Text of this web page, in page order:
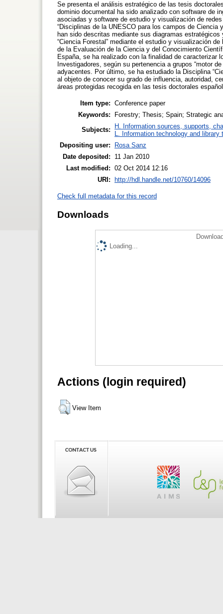
Se presenta el análisis estratégico de las tesis
dominio documental ha sido analizado con software de
asociadas y software de estudio y visualización de
“Disciplinas de la UNESCO para los campos de Ciencia
han sido descritas mediante sus diagramas
“Ciencia Forestal” mediante el estudio y visualización
de la Evaluación de la Ciencia y del Conocimiento
España, se ha realizado con la finalidad de
Investigadores, según su pertenencia a grupos “motor
adyacentes. Por último, se ha estudiado la Disciplina
al objeto de conocer su grado de influencia, autoridad,
áreas protegidas recogida en las tesis doctorales
Item type: Conference paper
Keywords:
Forestry; Thesis; Spain; Strategic
Subjects:
H. Information sources, supports,
L. Information technology and library
Depositing user:
Rosa Sanz
Date deposited:
11 Jan 2010
Last modified: 02 Oct 2014 12:16
URI:
http://hdl.handle.net/10760/14096
Check full metadata for this record
Downloads
Loading...
Actions (login required)
View Item